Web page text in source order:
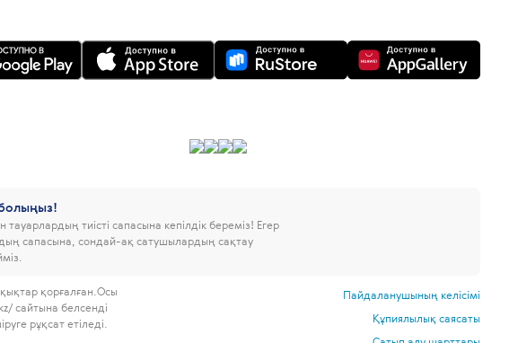
тауарлардың тиісті сапасына кепілдік береміз! Егер
сапасына, сондай-ақ сатушылардың сақтау
қорғалған. Осы
сайтына белсенді
рұқсат етіледі.
Пайдаланушының келісімі
Құпиялылық саясаты